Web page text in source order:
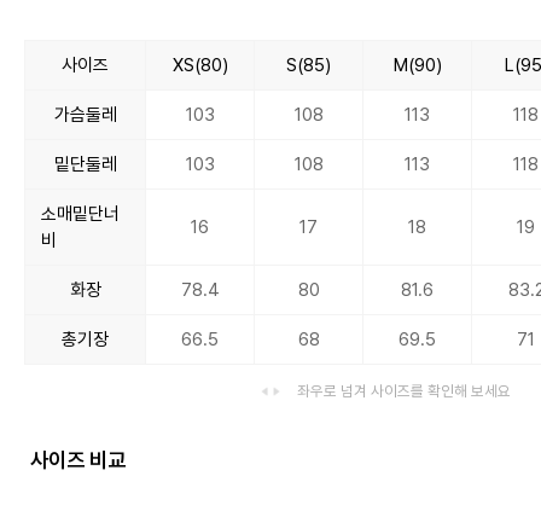
사이즈 XS(80) S(85) M(90)
가슴둘레 103 108 113 118
밑단둘레 103 108 113 118
소매밑단너
비
16 17 18 19
화장 78.4 80 81.6
총기장 66.5 68 69.5 71
좌우로 넘겨 사이즈를 확인해 보세요
사이즈 비교